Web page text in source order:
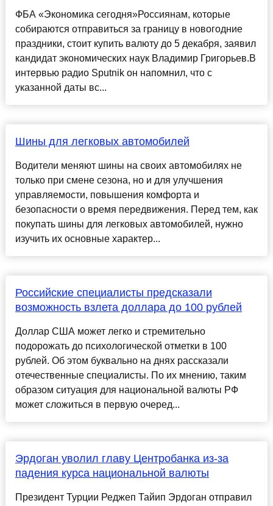
ФБА «Экономика сегодня»Россиянам, которые
собираются отправиться за границу в новогодние
праздники, стоит купить валюту до 5 декабря, заявил
кандидат экономических наук Владимир Григорьев.В
интервью радио Sputnik он напомнил, что с
указанной даты вс...
Шины для легковых автомобилей
Водители меняют шины на своих автомобилях не
только при смене сезона, но и для улучшения
управляемости, повышения комфорта и
безопасности о время передвижения. Перед тем, как
покупать шины для легковых автомобилей, нужно
изучить их основные характер...
Российские специалисты предсказали
возможность взлета доллара до 100 рублей
Доллар США может легко и стремительно
подорожать до психологической отметки в 100
рублей. Об этом буквально на днях рассказали
отечественные специалисты. По их мнению, таким
образом ситуация для национальной валюты РФ
может сложиться в первую очеред...
Эрдоган уволил главу Центробанка из-за
падения курса национальной валюты
Президент Турции Реджеп Тайип Эрдоган отправил